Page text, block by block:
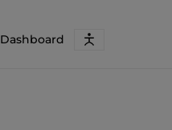
Dashboard